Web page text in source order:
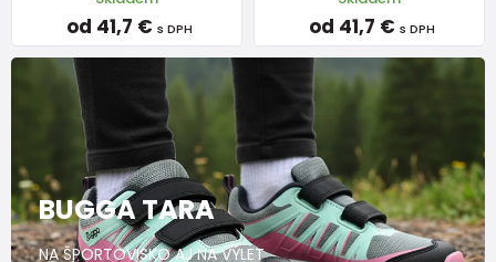
od 41,7 € s DPH od 41,7 € s DPH
BUGGA TARA
NA ŠPORTOVISKO AJ NA VÝLET